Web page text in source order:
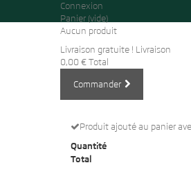
Connexion
Panier (vide)
Aucun produit
Livraison gratuite ! Livraison
0,00 € Total
Commander
Produit ajouté au panier
Quantité
Total